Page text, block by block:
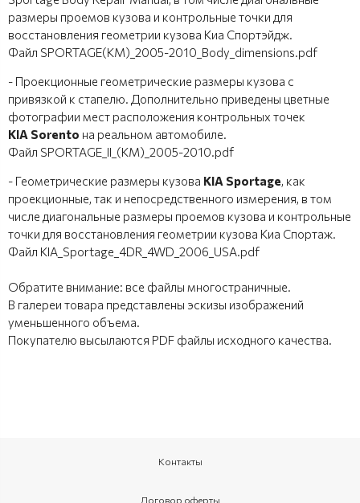
размеры проемов кузова и контрольные точки для
восстановления геометрии кузова Киа Спортэйдж.
Файл SPORTAGE(KM)_2005-2010_Body_dimensions.pdf
- Проекционные геометрические размеры кузова с
привязкой к стапелю. Дополнительно приведены цветные
фотографии мест расположения контрольных точек
KIA Sorento на реальном автомобиле.
Файл SPORTAGE_II_(KM)_2005-2010.pdf
- Геометрические размеры кузова KIA Sportage, как
проекционные, так и непосредственного измерения, в том
числе диагональные размеры проемов кузова и контрольные
точки для восстановления геометрии кузова Киа Спортаж.
Файл KIA_Sportage_4DR_4WD_2006_USA.pdf
Обратите внимание: все файлы многостраничные.
В галереи товара представлены эскизы изображений
уменьшенного объема.
Покупателю высылаются PDF файлы исходного качества.
Контакты
Договор оферты